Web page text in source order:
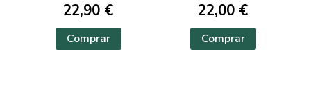
22,90 €
Comprar
22,00 €
Comprar